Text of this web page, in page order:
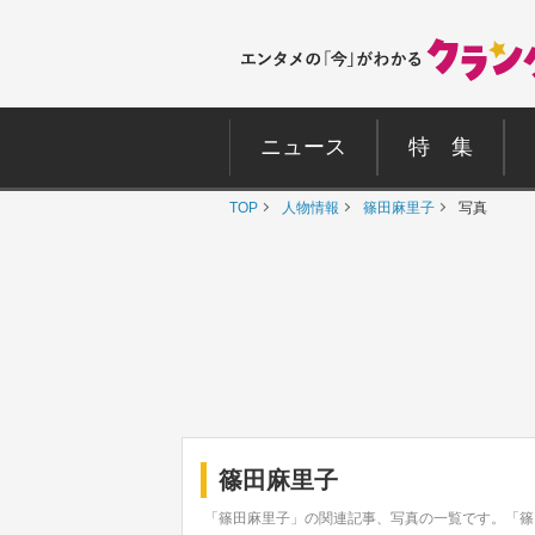
ニュース 特 集
TOP 人物情報 篠田麻里子 写真
篠田麻里子
「篠田麻里子」の関連記事、写真の一覧です。「